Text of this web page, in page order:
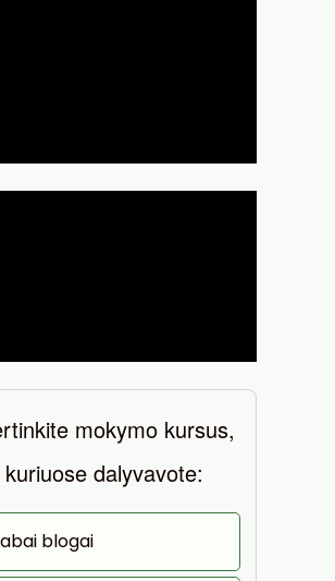
mokymo kursus,
kuriuose dalyvavote:
blogai